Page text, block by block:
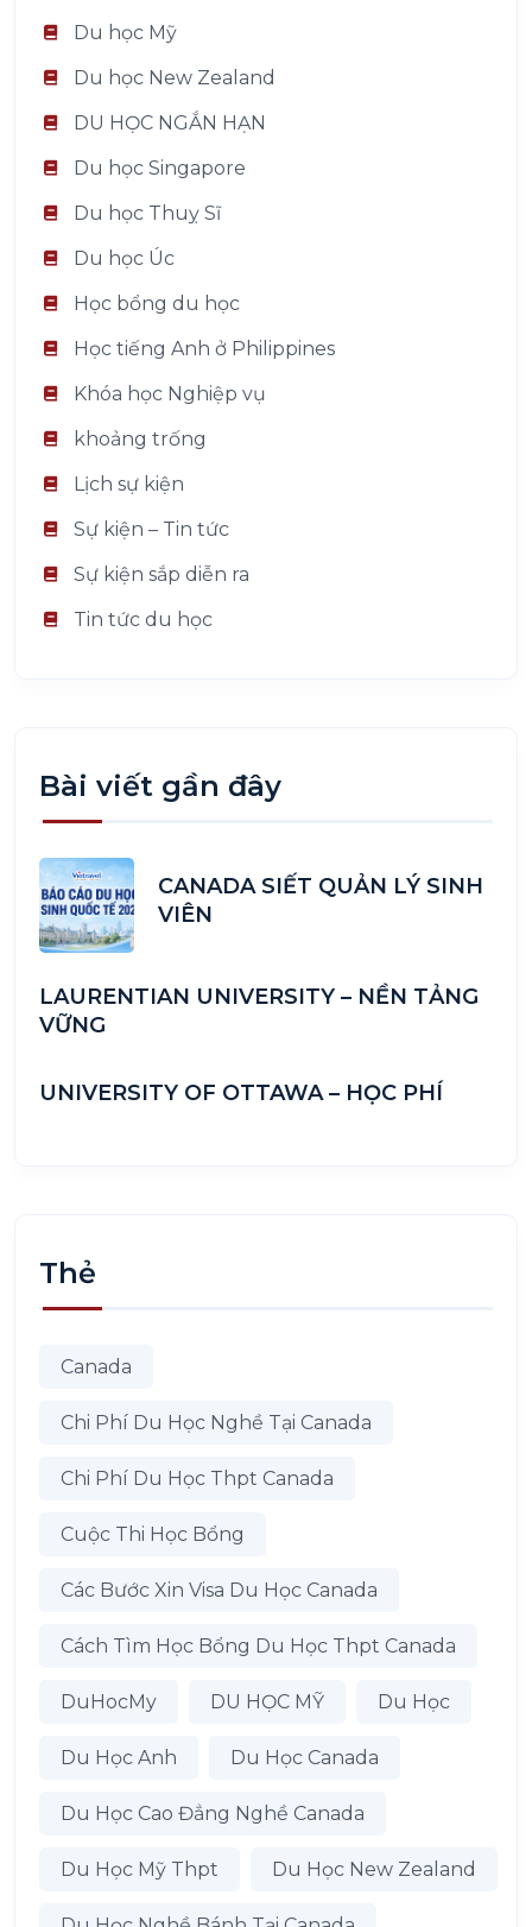
Du học Mỹ
Du học New Zealand
DU HỌC NGẮN HẠN
Du học Singapore
Du học Thuỵ Sĩ
Du học Úc
Học bổng du học
Học tiếng Anh ở Philippines
Khóa học Nghiệp vụ
khoảng trống
Lịch sự kiện
Sự kiện – Tin tức
Sự kiện sắp diễn ra
Tin tức du học
Bài viết gần đây
CANADA SIẾT QUẢN LÝ SINH
VIÊN
LAURENTIAN UNIVERSITY – NỀN TẢNG
VỮNG
UNIVERSITY OF OTTAWA – HỌC PHÍ
Thẻ
Canada
Chi Phí Du Học Nghề Tại Canada
Chi Phí Du Học Thpt Canada
Cuộc Thi Học Bổng
Các Bước Xin Visa Du Học Canada
Cách Tìm Học Bổng Du Học Thpt Canada
DuHocMy DU HỌC MỸ Du Học
Du Học Anh Du Học Canada
Du Học Cao Đẳng Nghề Canada
Du Học Mỹ Thpt Du Học New Zealand